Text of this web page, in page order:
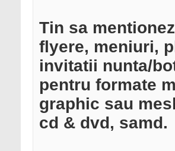
Tin sa
flyere, meniuri,
invitatii nunta/
pentru formate
graphic sau
cd & dvd, samd.